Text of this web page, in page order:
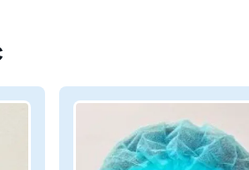
wajah kamu, sehingga hasilnya
Skintox tidak bersifat permanen,
berjalannya waktu, otot akan
secara alami aktif kembali sehingga
prosedur ini sangat aman untuk dilakukan.